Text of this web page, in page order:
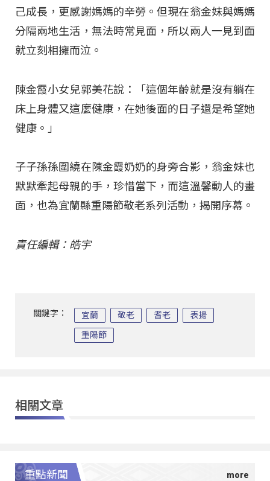
己成長，更感謝媽媽的辛勞。但現在翁金妹與媽媽
分隔兩地生活，無法時常見面，所以兩人一見到面
就立刻相擁而泣。
陳金霞小女兒郭美花說：「這個年齡就是沒有躺在
床上身體又這麼健康，在她後面的日子還是希望她
健康。」
子子孫孫圍繞在陳金霞奶奶的身旁合影，翁金妹也
默默牽起母親的手，珍惜當下，而這溫馨動人的畫
面，也為宜蘭縣重陽節敬老系列活動，揭開序幕。
責任編輯：皓宇
關鍵字： 宜蘭 敬老 耆老 表揚
重陽節
相關文章
重點新聞